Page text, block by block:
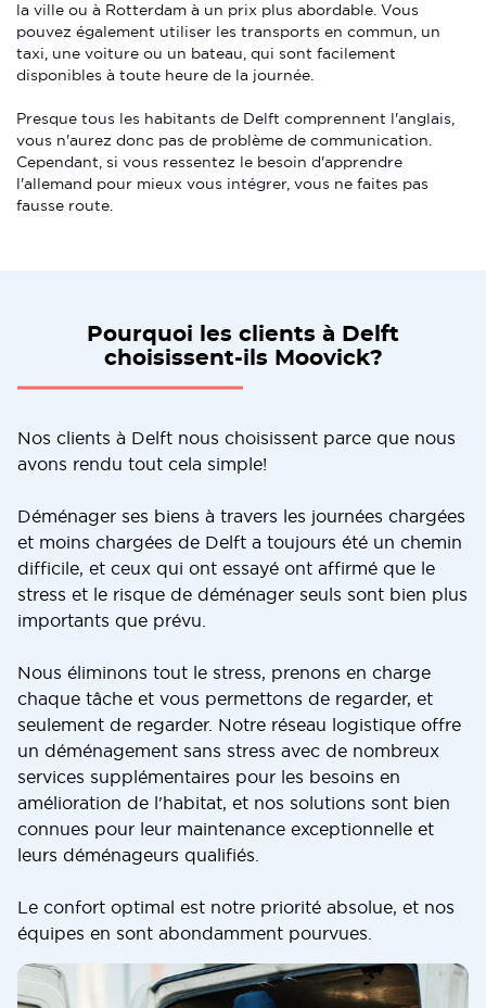
la ville ou à Rotterdam à un prix plus abordable. Vous
pouvez également utiliser les transports en commun, un
taxi, une voiture ou un bateau, qui sont facilement
disponibles à toute heure de la journée.
Presque tous les habitants de Delft comprennent l'anglais,
vous n'aurez donc pas de problème de communication.
Cependant, si vous ressentez le besoin d'apprendre
l'allemand pour mieux vous intégrer, vous ne faites pas
fausse route.
Pourquoi les clients à Delft
choisissent-ils Moovick?
Nos clients à Delft nous choisissent parce que nous
avons rendu tout cela simple!
Déménager ses biens à travers les journées chargées
et moins chargées de Delft a toujours été un chemin
difficile, et ceux qui ont essayé ont affirmé que le
stress et le risque de déménager seuls sont bien plus
importants que prévu.
Nous éliminons tout le stress, prenons en charge
chaque tâche et vous permettons de regarder, et
seulement de regarder. Notre réseau logistique offre
un déménagement sans stress avec de nombreux
services supplémentaires pour les besoins en
amélioration de l'habitat, et nos solutions sont bien
connues pour leur maintenance exceptionnelle et
leurs déménageurs qualifiés.
Le confort optimal est notre priorité absolue, et nos
équipes en sont abondamment pourvues.